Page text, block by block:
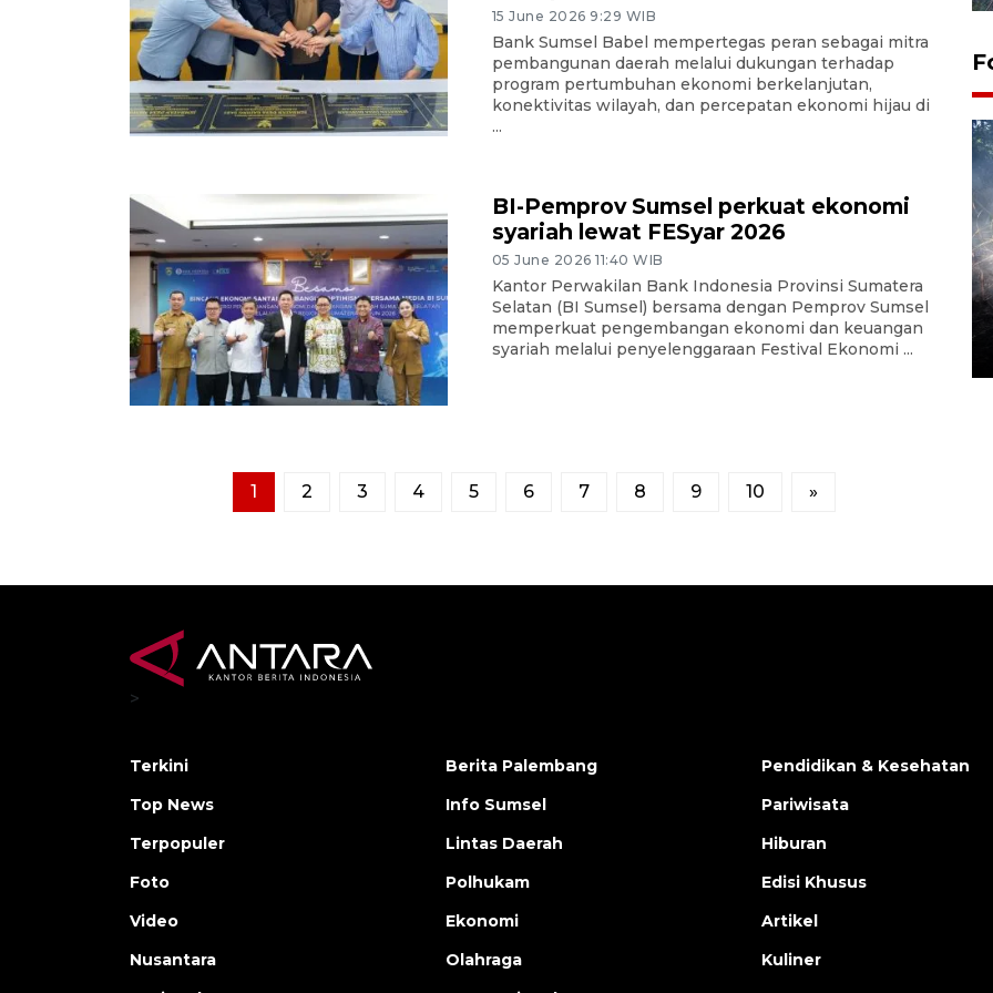
15 June 2026 9:29 WIB
Bank Sumsel Babel mempertegas peran sebagai mitra
pembangunan daerah melalui dukungan terhadap
program pertumbuhan ekonomi berkelanjutan,
konektivitas wilayah, dan percepatan ekonomi hijau di
...
BI-Pemprov Sumsel perkuat ekonomi
syariah lewat FESyar 2026
05 June 2026 11:40 WIB
Kantor Perwakilan Bank Indonesia Provinsi Sumatera
Selatan (BI Sumsel) bersama dengan Pemprov Sumsel
memperkuat pengembangan ekonomi dan keuangan
syariah melalui penyelenggaraan Festival Ekonomi ...
1 2 3 4 5 6 7 8 9 10 »
Alokasi anggaran untuk bibit
kopi arabika Gayo
15 June 2026 11:15 WIB
>
Terkini
Top News
Terpopuler
Foto
Video
Nusantara
Berita Palembang
Info Sumsel
Lintas Daerah
Polhukam
Ekonomi
Olahraga
Pendidikan & Kesehatan
Pariwisata
Hiburan
Edisi Khusus
Artikel
Kuliner